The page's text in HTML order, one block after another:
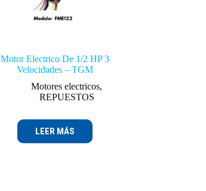
Motor Electrico De 1/2 HP 3
Velocidades – TGM
Motores electricos,
REPUESTOS
LEER MÁS